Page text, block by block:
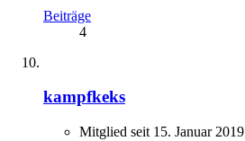
Beiträge
4
kampfkeks
Mitglied seit 15. Januar 2019